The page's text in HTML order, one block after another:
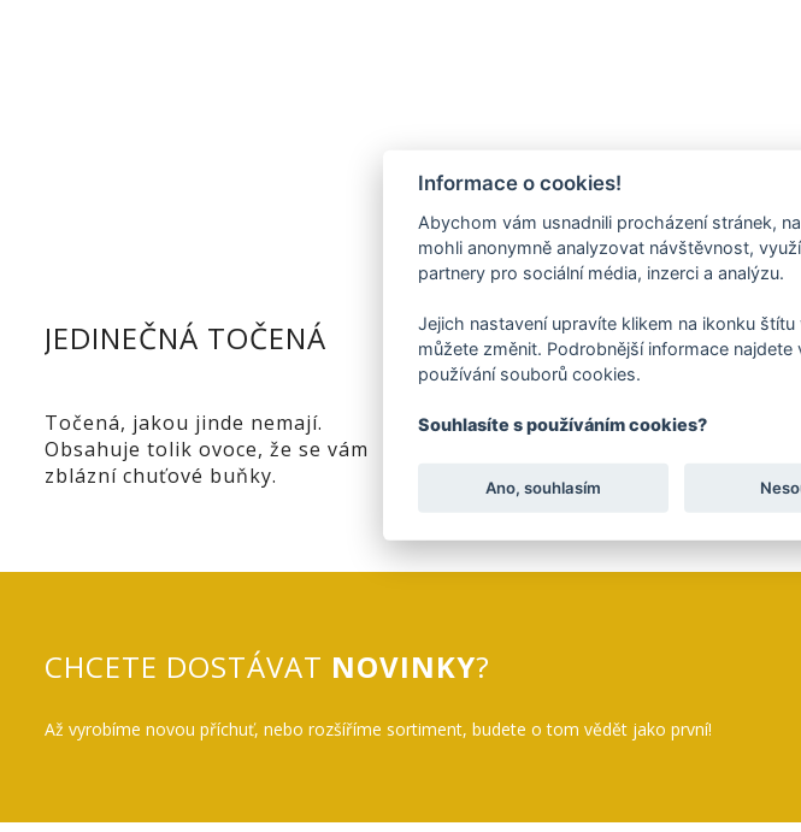
JEDINEČNÁ TOČENÁ
Točená, jakou jinde nemají.
Obsahuje tolik ovoce, že se vám
zblázní chuťové buňky.
LUXUSNÍ KOPEČKOVÁ
Speciální kopečková vytvořená
CHCETE DOSTÁVAT NOVINKY?
Až vyrobíme novou příchuť, nebo rozšíříme sortiment, budete o tom vědět jako první!
Informace o cookies!
Abychom vám usnadnili procházení stránek,
mohli anonymně analyzovat návštěvnost,
partnery pro sociální média, inzerci a analýzu.
Jejich nastavení upravíte klikem na ikonku
můžete změnit. Podrobnější informace
používání souborů cookies.
Souhlasíte s používáním cookies?
Ano, souhlasím